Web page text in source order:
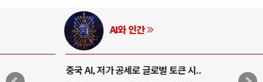
AI와 인간
중국 AI, 저가 공세로 글로벌 토큰 시..